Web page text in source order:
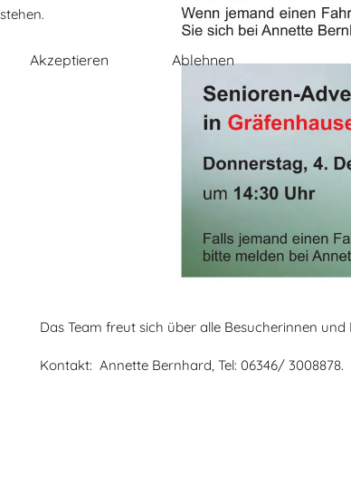
Das Team freut sich über alle Besucherinnen und
Kontakt: Annette Bernhard, Tel: 06346/ 3008878.
stehen.
Akzeptieren Ablehnen